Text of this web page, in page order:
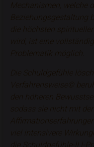
Mechanismen, welche
Beziehungsgestaltung
die höchsten
wird, ist eine
Problematik möglich.
Die Schuldgefühle
Verfahrensweise©
den höheren
sodass sie nicht mit
viel intensivere
die Schuldgefühle-lLl-